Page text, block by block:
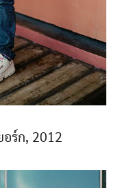
อร์ก, 2012